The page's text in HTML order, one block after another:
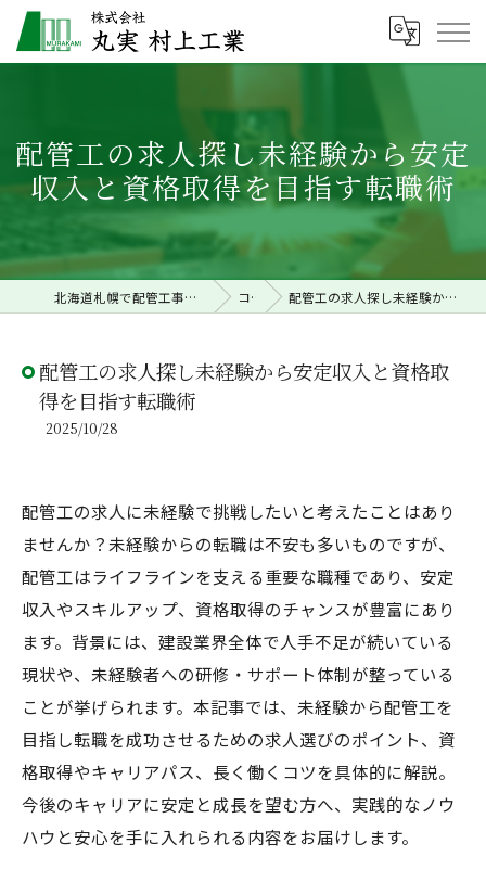
配管工の求人探し未経験から安定
収入と資格取得を目指す転職術
北海道札幌で配管工事の求人なら株式会社丸実村上工業 コラム 配管工の求人探し未経験から安定収入と資格取得を目指す転職術
配管工の求人探し未経験から安定収入と資格取
得を目指す転職術
2025/10/28
配管工の求人に未経験で挑戦したいと考えたことはあり
ませんか？未経験からの転職は不安も多いものですが、
配管工はライフラインを支える重要な職種であり、安定
収入やスキルアップ、資格取得のチャンスが豊富にあり
ます。背景には、建設業界全体で人手不足が続いている
現状や、未経験者への研修・サポート体制が整っている
ことが挙げられます。本記事では、未経験から配管工を
目指し転職を成功させるための求人選びのポイント、資
格取得やキャリアパス、長く働くコツを具体的に解説。
今後のキャリアに安定と成長を望む方へ、実践的なノウ
ハウと安心を手に入れられる内容をお届けします。